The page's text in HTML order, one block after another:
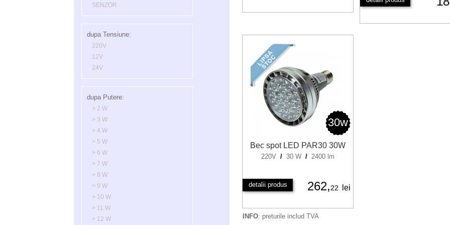
SENZOR
dupa Tensiune:
220V
12V
24V
dupa Putere:
> 2 W
> 3 W
> 4 W
> 5 W
> 6 W
> 7 W
> 8 W
> 9 W
> 10 W
> 11 W
> 12 W
30w
Bec spot LED PAR30 30W
220V / 30 W / 2400 lm
detalii produs 262,22 lei
INFO: preturile includ TVA